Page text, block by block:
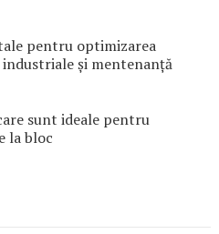
pentru optimizarea
și mentenanță
sunt ideale pentru
la bloc